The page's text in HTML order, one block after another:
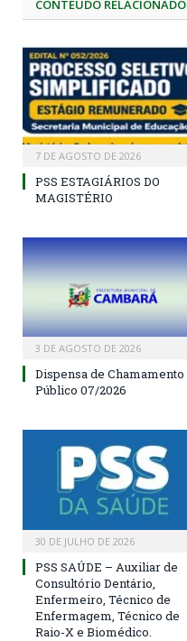
CONTEÚDO RELACIONADO
7 DE AGOSTO DE 2026
PSS ESTAGIÁRIOS DO
MAGISTÉRIO
3 DE AGOSTO DE 2026
Dispensa de Chamamento
Público 07/2026
30 DE JULHO DE 2026
PSS SAÚDE – Auxiliar de
Consultório Dentário,
Enfermeiro, Técnico de
Enfermagem, Técnico de
Raio-X e Biomédico.